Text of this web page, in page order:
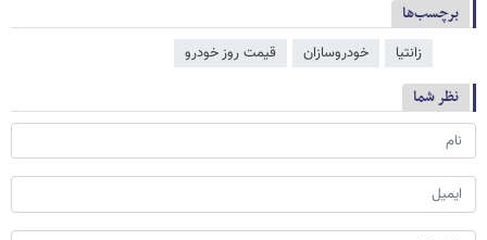
برچسب‌ها
زانتیا خودروسازان قیمت روز خودرو
نظر شما